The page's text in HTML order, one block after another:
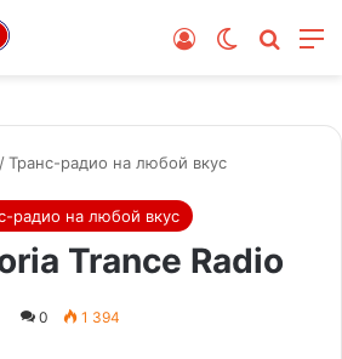
Switch skin
Войти
/Транс-радио на любой вкус
радио на любой вкус
Trance Radio
0 1 394